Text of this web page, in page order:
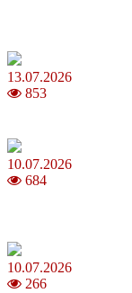
13.07.2026
853
10.07.2026
684
10.07.2026
266